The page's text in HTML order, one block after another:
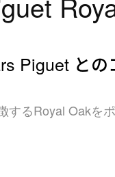
Piguet との
するRoyal Oakを